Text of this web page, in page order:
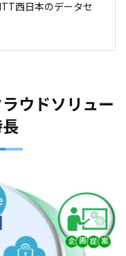
西日本のデータセ
ウドソリュー